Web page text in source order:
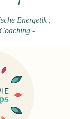
Energetik
-